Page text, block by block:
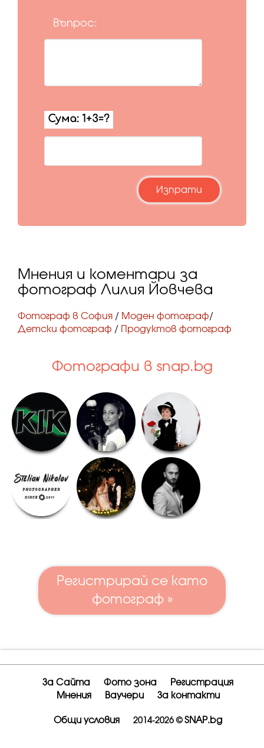
Въпрос:
Мнения и коментари за
фотограф Лилия Йовчева
Фотограф в София / Моден фотограф/
Детски фотограф / Продуктов фотограф
Фотографи в snap.bg
Регистрирай се като
фотограф »
За Сайта Фото зона
Регистрация
Мнения
Ваучери За контакти
Общи условия 2014-2026 © SNAP.bg